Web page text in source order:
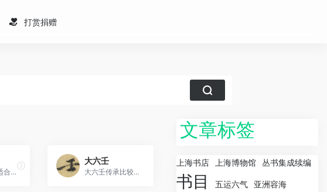
打赏捐赠
梅花易数，适合初学者
大六壬
大六壬传承比较多，古籍也很多
文章标签
上海书店 上海博物馆 丛书集成续编
书目 五运六气
亚洲容海